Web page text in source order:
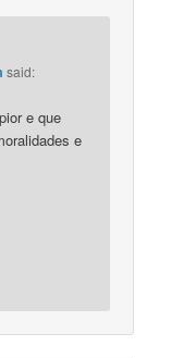
said:
e que
e